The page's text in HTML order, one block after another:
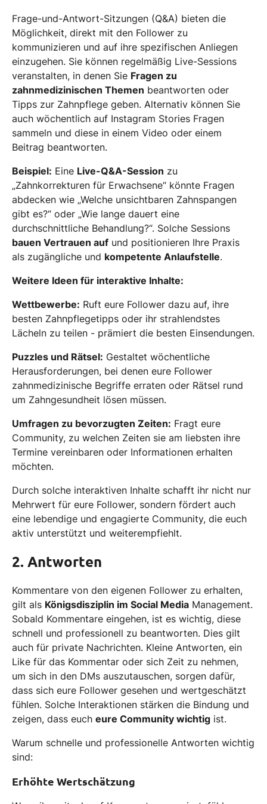
Frage-und-Antwort-Sitzungen (Q&A) bieten die
Möglichkeit, direkt mit den Follower zu
kommunizieren und auf ihre spezifischen Anliegen
einzugehen. Sie können regelmäßig Live-Sessions
veranstalten, in denen Sie Fragen zu
zahnmedizinischen Themen beantworten oder
Tipps zur Zahnpflege geben. Alternativ können Sie
auch wöchentlich auf Instagram Stories Fragen
sammeln und diese in einem Video oder einem
Beitrag beantworten.
Beispiel: Eine Live-Q&A-Session zu
„Zahnkorrekturen für Erwachsene“ könnte Fragen
abdecken wie „Welche unsichtbaren Zahnspangen
gibt es?“ oder „Wie lange dauert eine
durchschnittliche Behandlung?“. Solche Sessions
bauen Vertrauen auf und positionieren Ihre Praxis
als zugängliche und kompetente Anlaufstelle.
Weitere Ideen für interaktive Inhalte:
Wettbewerbe: Ruft eure Follower dazu auf, ihre
besten Zahnpflegetipps oder ihr strahlendstes
Lächeln zu teilen - prämiert die besten Einsendungen.
Puzzles und Rätsel: Gestaltet wöchentliche
Herausforderungen, bei denen eure Follower
zahnmedizinische Begriffe erraten oder Rätsel rund
um Zahngesundheit lösen müssen.
Umfragen zu bevorzugten Zeiten: Fragt eure
Community, zu welchen Zeiten sie am liebsten ihre
Termine vereinbaren oder Informationen erhalten
möchten.
Durch solche interaktiven Inhalte schafft ihr nicht nur
Mehrwert für eure Follower, sondern fördert auch
eine lebendige und engagierte Community, die euch
aktiv unterstützt und weiterempfiehlt.
2. Antworten
Kommentare von den eigenen Follower zu erhalten,
gilt als Königsdisziplin im Social Media Management.
Sobald Kommentare eingehen, ist es wichtig, diese
schnell und professionell zu beantworten. Dies gilt
auch für private Nachrichten. Kleine Antworten, ein
Like für das Kommentar oder sich Zeit zu nehmen,
um sich in den DMs auszutauschen, sorgen dafür,
dass sich eure Follower gesehen und wertgeschätzt
fühlen. Solche Interaktionen stärken die Bindung und
zeigen, dass euch eure Community wichtig ist.
Warum schnelle und professionelle Antworten wichtig
sind:
Erhöhte Wertschätzung